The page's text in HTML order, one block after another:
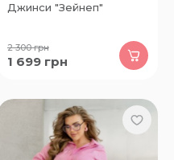
Джинси "Зейнеп"
2 300грн
1 699 грн